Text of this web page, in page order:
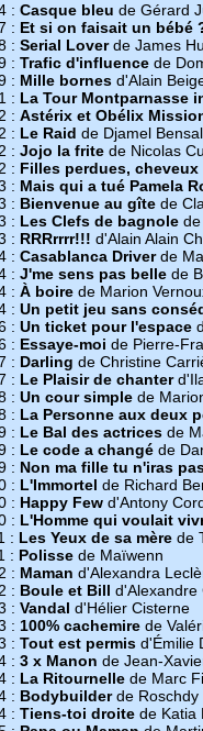
: Casque bleu de Gérard
: Et si on faisait un bébé
: Serial Loverde James
: Trafic d'influence de
: Mille bornes d'Alain
: La Tour Montparnasse
: Astérix et Obélix
: Le Raid de Djamel
: Jojo la frite de Nicolas
: Filles perdues, cheveux
: Mais qui a tué Pamela
: Bienvenue au gîte de
: Les Clefs de bagnole
: RRRrrrr!!! d'Alain Alain
: Casablanca Driverde
: J'me sens pas belle de
: À boire de Marion
: Un petit jeu sans
: Un ticket pour l'espace
: Essaye-moi de Pierre-
: Darling de Christine
: Le Plaisir de chanter
: Un cour simple de
: La Personne aux deux
: Le Bal des actrices de
: Le code a changé de
: Non ma fille tu n'iras
: L'Immortel de Richard
: Happy Few d'Antony
: L'Homme qui voulait
: Les Yeux de sa mère de
: Polisse de Maïwenn
: Maman d'Alexandra
: Boule et Bill d'Alexandre
: Vandal d'Hélier Cisterne
: 100% cachemire de
: Tout est permis d'Émilie
: 3 x Manon de Jean-
: La Ritournelle de Marc
: Bodybuilderde Roschdy
: Tiens-toi droite de Katia